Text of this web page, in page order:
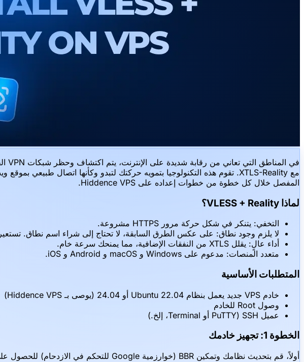
المفصل خلال كل خطوة من خطوات إعداده على Hiddence VPS.
لماذا VLESS + Reality؟
التخفي: يتنكر في شكل حركة مرور HTTPS مشروعة.
لا يلزم وجود نطاق: على عكس الطرق السابقة، لا تحتاج إلى شراء اسم نطاق. تستعير Reality 'صافحة' TLS الخاصة بموقع حقيقي.
أداء عالٍ: يقلل XTLS من النفقات الإضافية، مما يمنحك سرعة خام.
متعدد المنصات: مدعوم على Windows و macOS و Android و iOS.
المتطلبات الأساسية
خادم VPS جديد يعمل بنظام Ubuntu 22.04 أو 24.04 (يوصى بـ Hiddence VPS)
وصول Root للخادم
عميل SSH (PuTTY أو Terminal، إلخ.)
الخطوة 1: تجهيز خادمك
أولاً، قم بتحديث نظامك وتمكين BBR (خوارزمية Google للتحكم في الازدحام) للحصول على سرعات شبكة أفضل.